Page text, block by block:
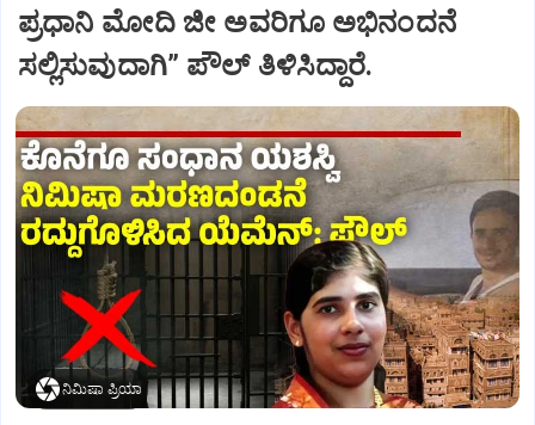
ಪ್ರಧಾನಿ ಮೋದಿ ಜೀ ಅವರಿಗೂ ಅಭಿನಂದನೆ
ಸಲ್ಲಿಸುವುದಾಗಿ” ಪೌಲ್‌ ತಿಳಿಸಿದ್ದಾರೆ.
ನಿಮಿಷಾ ಪ್ರಿಯಾ